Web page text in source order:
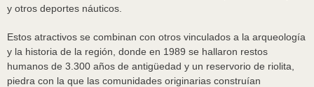
y otros deportes náuticos.
Estos atractivos se combinan con otros vinculados a la arqueología
y la historia de la región, donde en 1989 se hallaron restos
humanos de 3.300 años de antigüedad y un reservorio de riolita,
piedra con la que las comunidades originarias construían